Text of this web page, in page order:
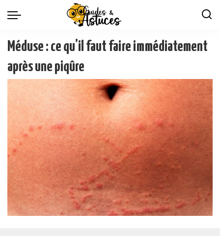
Méduse : ce qu’il faut faire immédiatement
après une piqûre